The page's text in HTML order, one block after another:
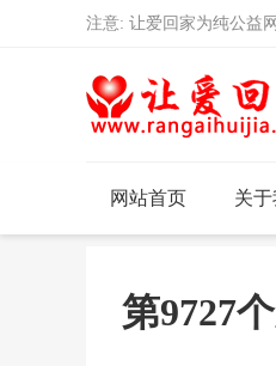
注意: 让爱回家为纯公益
网站首页 关
第9727